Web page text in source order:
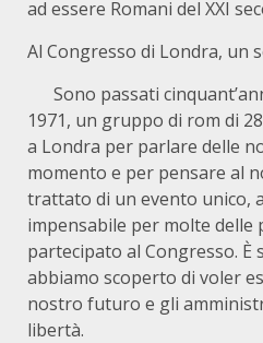
ad essere Romani del XXI
Al Congresso di Londra, un
Sono passati
1971, un gruppo di rom di
a Londra per parlare delle
momento e per pensare al
trattato di un evento unico,
impensabile per molte delle
partecipato al Congresso. È
abbiamo scoperto di voler
nostro futuro e gli
libertà.